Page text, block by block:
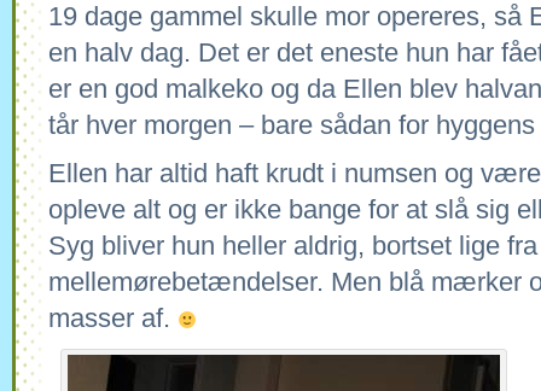
19 dage gammel skulle mor opereres, så
en halv dag. Det er det eneste hun har
er en god malkeko og da Ellen blev
tår hver morgen – bare sådan for
Ellen har altid haft krudt i numsen og
opleve alt og er ikke bange for at slå sig
Syg bliver hun heller aldrig, bortset lige
mellemørebetændelser. Men blå mærker
masser af.